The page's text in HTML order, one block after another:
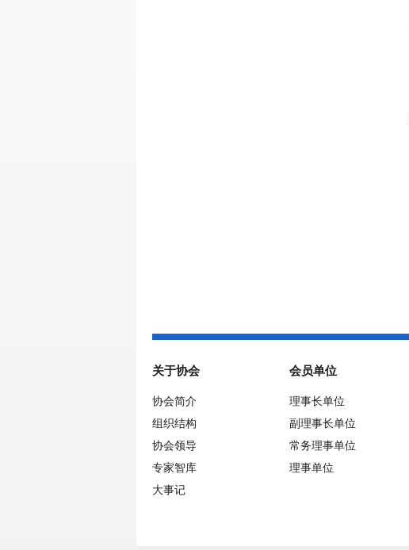
关于协会
协会简介
组织结构
协会领导
专家智库
大事记
会员单位
理事长单位
副理事长单位
常务理事单位
理事单位